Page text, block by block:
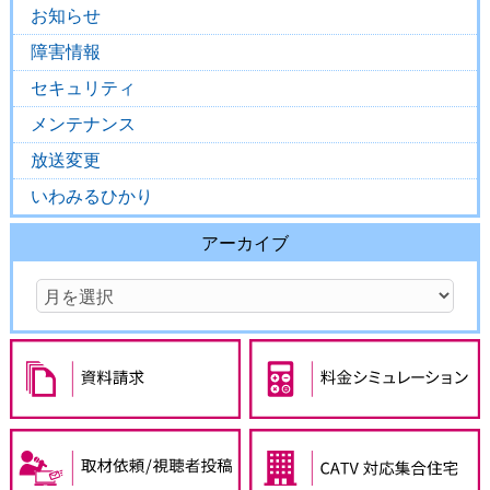
お知らせ
障害情報
セキュリティ
メンテナンス
放送変更
いわみるひかり
アーカイブ